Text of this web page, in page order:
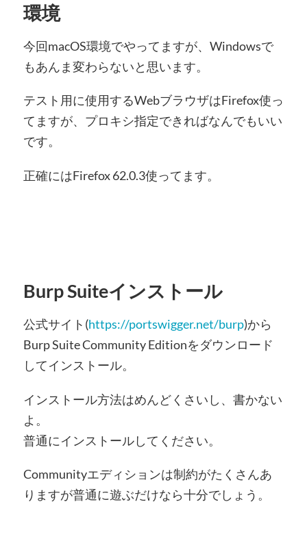
環境
今回macOS環境でやってますが、Windowsで
もあんま変わらないと思います。
テスト用に使用するWebブラウザはFirefox使っ
てますが、プロキシ指定できればなんでもいい
です。
正確にはFirefox 62.0.3使ってます。
Burp Suiteインストール
公式サイト(https://portswigger.net/burp)から
Burp Suite Community Editionをダウンロード
してインストール。
インストール方法はめんどくさいし、書かない
よ。
普通にインストールしてください。
Communityエディションは制約がたくさんあ
りますが普通に遊ぶだけなら十分でしょう。